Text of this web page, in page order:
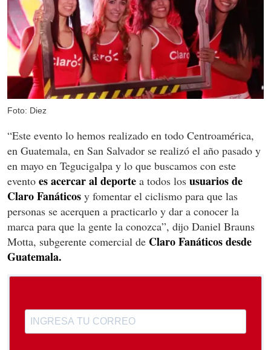
Foto: Diez
“Este evento lo hemos realizado en todo Centroamérica,
en Guatemala, en San Salvador se realizó el año pasado y
en mayo en Tegucigalpa y lo que buscamos con este
evento es acercar al deporte a todos los usuarios de
Claro Fanáticos y fomentar el ciclismo para que las
personas se acerquen a practicarlo y dar a conocer la
marca para que la gente la conozca”, dijo Daniel Brauns
Motta, subgerente comercial de Claro Fanáticos desde
Guatemala.